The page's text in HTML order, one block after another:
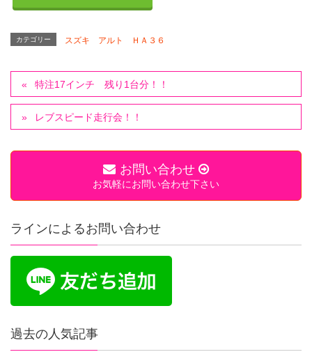
カテゴリー スズキ アルト ＨＡ３６
特注17インチ 残り1台分！！
レブスピード走行会！！
お問い合わせ
お気軽にお問い合わせ下さい
ラインによるお問い合わせ
過去の人気記事